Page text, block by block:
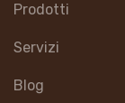
Prodotti
Servizi
Blog